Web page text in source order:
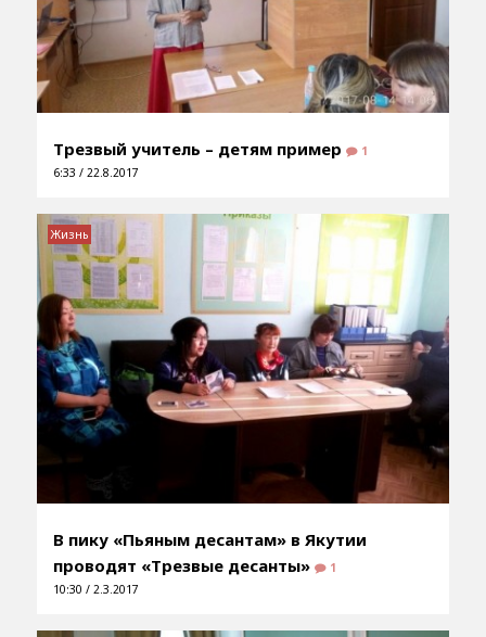
Трезвый учитель – детям пример
1
6:33 / 22.8.2017
В пику «Пьяным десантам» в Якутии
проводят «Трезвые десанты»
1
10:30 / 2.3.2017
Жизнь